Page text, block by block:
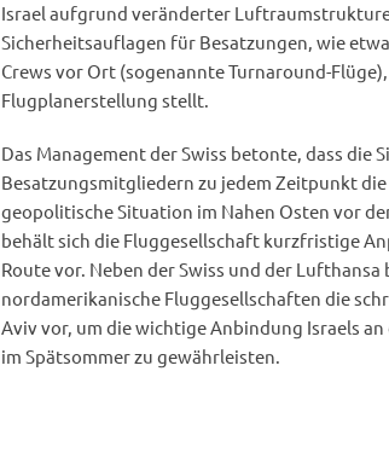
Israel aufgrund veränderter
Sicherheitsauflagen für Besatzungen, wie
Crews vor Ort (sogenannte Turnaround-
Flugplanerstellung stellt.
Das Management der Swiss betonte, dass die
Besatzungsmitgliedern zu jedem Zeitpunkt
geopolitische Situation im Nahen Osten vor
behält sich die Fluggesellschaft kurzfristige
Route vor. Neben der Swiss und der
nordamerikanische Fluggesellschaften die
Aviv vor, um die wichtige Anbindung Israels
im Spätsommer zu gewährleisten.